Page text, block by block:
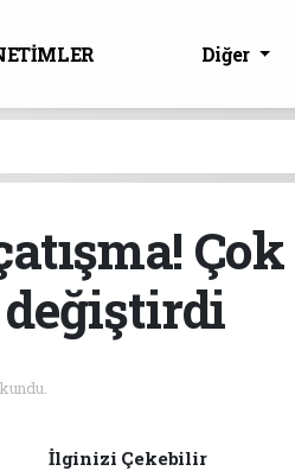
Diğer
Çok
değiştirdi
İlginizi Çekebilir